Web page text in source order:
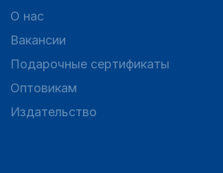
О нас
Вакансии
Подарочные сертификаты
Оптовикам
Издательство